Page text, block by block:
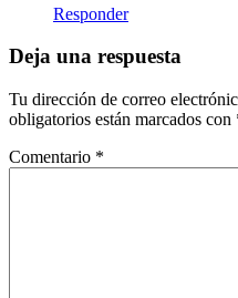
Responder
Deja una respuesta
Tu dirección de correo
obligatorios están marcados con
Comentario *